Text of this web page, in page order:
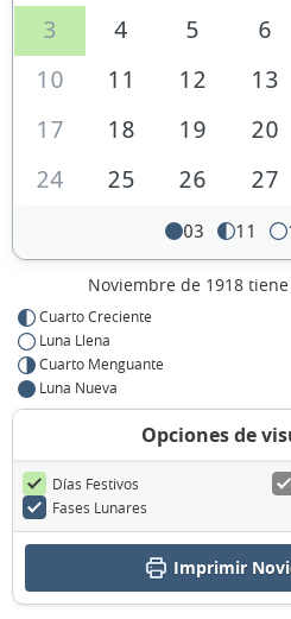
3
4 5 6
10
11 12 13
17
18 19 20
24
25 26 27
03 11
Noviembre de 1918 tiene
Cuarto Creciente
Luna Llena
Cuarto Menguante
Luna Nueva
Opciones de
Días Festivos
Fases Lunares
Imprimir